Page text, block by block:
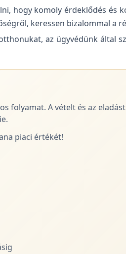
hogy komoly érdeklődés és
keressen bizalommal a
az ügyvédünk által
folyamat. A vételt és az
piaci értékét!